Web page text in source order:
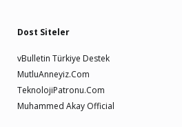
Dost Siteler
vBulletin Türkiye Destek
MutluAnneyiz.Com
TeknolojiPatronu.Com
Muhammed Akay Official